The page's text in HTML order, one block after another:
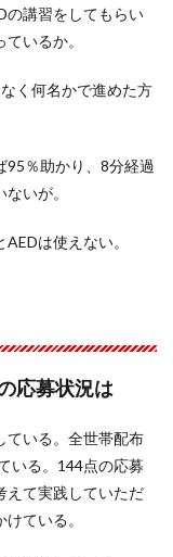
の講習をしてもらい
いるか。
く何名かで進めた方
％助かり、8分経過
いが。
は使えない。
応募状況は
いる。全世帯配布
いる。144点の応募
えて実践していただ
ている。